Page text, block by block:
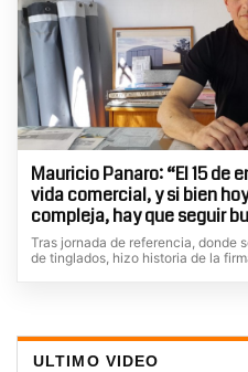
Mauricio Panaro: “El 15 de
vida comercial, y si bien
compleja, hay que seguir
Tras jornada de referencia, donde
de tinglados, hizo historia de la
ULTIMO VIDEO